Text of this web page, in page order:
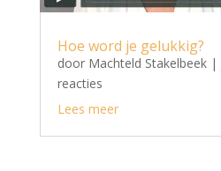
Hoe word je gelukkig?
door Machteld Stakelbeek|
reacties
Lees meer